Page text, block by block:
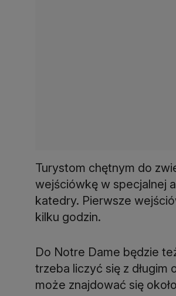
Turystom chętnym do
wejściówkę w specjalnej
katedry. Pierwsze
kilku godzin.
Do Notre Dame będzie
trzeba liczyć się z
może znajdować się